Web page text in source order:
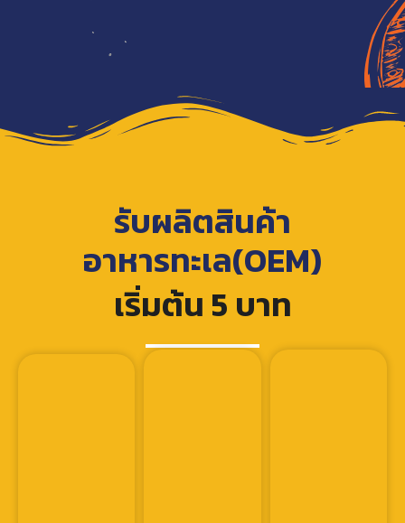
รับผลิตสินค้า
อาหารทะเล(OEM)
เริ่มต้น 5 บาท